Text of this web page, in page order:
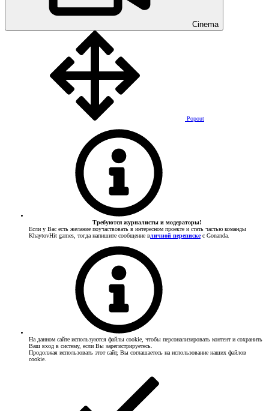
Cinema
Popout
Требуются журналисты и модераторы!
Если у Вас есть желание поучаствовать в интересном проекте и стать частью команды
KhaytovHit games, тогда напишите сообщение вличной перепискес Gonanda.
На данном сайте используются файлы cookie, чтобы персонализировать контент и сохранить
Ваш вход в систему, если Вы зарегистрируетесь.
Продолжая использовать этот сайт, Вы соглашаетесь на использование наших файлов
cookie.